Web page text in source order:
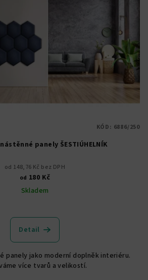
panely ŠESTIÚHELNÍK
od 148,76 Kč bez DPH
od 180 Kč
Skladem
Detail
panely jako moderní doplněk interiéru.
více tvarů a velikostí.
KÓD: 6886/250